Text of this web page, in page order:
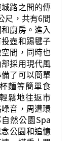
路之間的傳
尺，共有6間
廚房。進入
壺和踢毽子
間，同時也
採用現代風
了可以簡單
麵等簡單食
鬆地往返市
音，周遭環
然公園Spa
公園和追憶